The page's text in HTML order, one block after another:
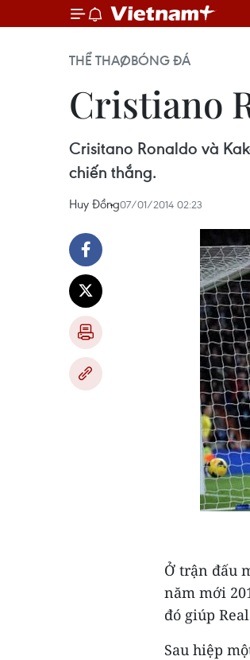
THỂ THAOBÓNG ĐÁ
Cristiano
Crisitano Ronaldo và
chiến thắng.
Huy Đồng07/01/2014 02:23
Ở trận đấu
năm mới
đó giúp
Sau hiệp